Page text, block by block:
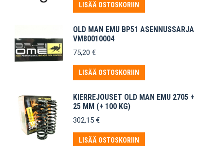
LISÄÄ OSTOSKORIIN
OLD MAN EMU BP51 ASENNUSSARJA
VM80010004
75,20 €
LISÄÄ OSTOSKORIIN
KIERREJOUSET OLD MAN EMU 2705 +
25 MM (+ 100 KG)
302,15 €
LISÄÄ OSTOSKORIIN